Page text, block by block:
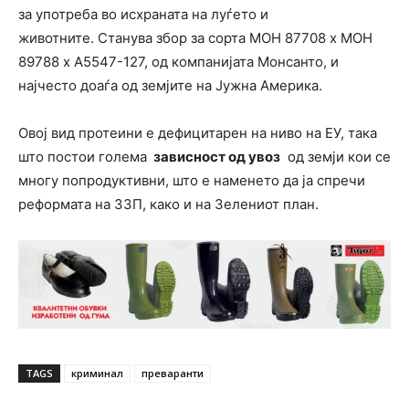
за употреба во исхраната на луѓето и
животните. Станува збор за сорта МОН 87708 x МОН
89788 x A5547-127, од компанијата Монсанто, и
најчесто доаѓа од земјите на Јужна Америка.
Овој вид протеини е дефицитарен на ниво на ЕУ, така
што постои голема зависност од увоз од земји кои се
многу попродуктивни, што е наменето да ја спречи
реформата на ЗЗП, како и на Зелениот план.
TAGS криминал преваранти